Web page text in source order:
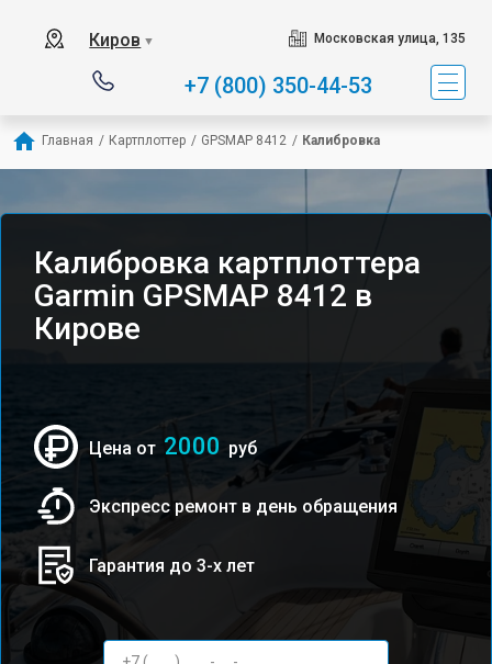
Киров ▼ Московская улица, 135
+7 (800) 350-44-53
Главная / Картплоттер / GPSMAP 8412 / Калибровка
Калибровка картплоттера
Garmin GPSMAP 8412 в
Кирове
Цена от 2000 руб
Экспресс ремонт в день обращения
Гарантия до 3-х лет